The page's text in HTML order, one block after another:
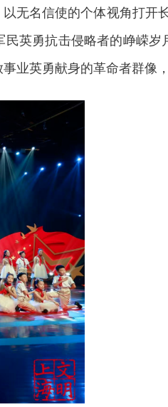
无名信使的个体视角打开
英勇抗击侵略者的峥嵘岁
业英勇献身的革命者群像，